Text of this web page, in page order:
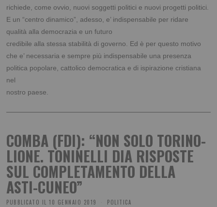
richiede, come ovvio, nuovi soggetti politici e nuovi progetti politici.
E un “centro dinamico”, adesso, e’ indispensabile per ridare
qualità alla democrazia e un futuro
credibile alla stessa stabilità di governo. Ed è per questo motivo
che e’ necessaria e sempre più indispensabile una presenza
politica popolare, cattolico democratica e di ispirazione cristiana
nel
nostro paese.
COMBA (FDI): “NON SOLO TORINO-
LIONE. TONINELLI DIA RISPOSTE
SUL COMPLETAMENTO DELLA
ASTI-CUNEO”
PUBBLICATO IL 10 GENNAIO 2019 POLITICA